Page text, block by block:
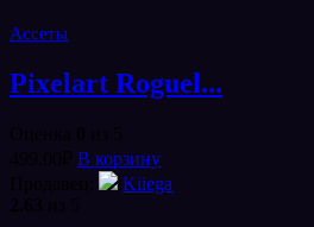
Ассеты
Pixelart Roguel...
В корзину
Kiiega